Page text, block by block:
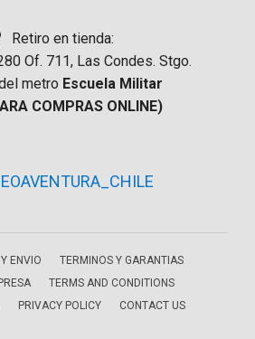
Retiro en tienda:
Of. 711, Las Condes. Stgo.
metro Escuela Militar
COMPRAS ONLINE)
ENVIO
TERMINOS Y GARANTIAS
TERMS AND CONDITIONS
PRIVACY POLICY CONTACT US